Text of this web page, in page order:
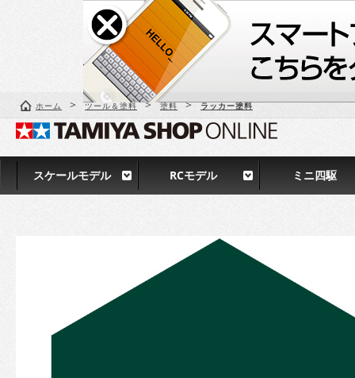
スケールモデル RCモデル ミニ四駆
ホーム > ツール＆塗料 > 塗料 > ラッカー塗料